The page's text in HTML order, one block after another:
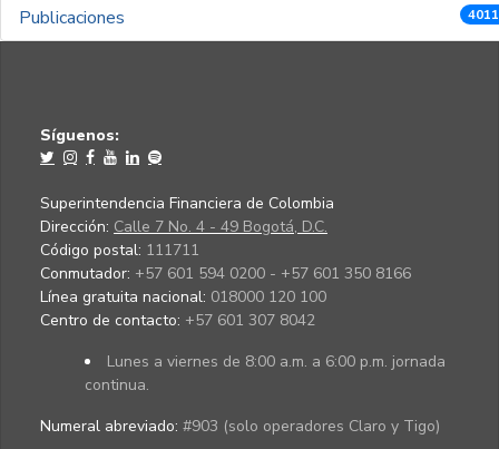
Publicaciones
Síguenos:
Superintendencia Financiera de Colombia
Dirección: Calle 7 No. 4 - 49 Bogotá, D.C.
Código postal: 111711
Conmutador: +57 601 594 0200 - +57 601 350 8166
Línea gratuita nacional: 018000 120 100
Centro de contacto: +57 601 307 8042
Lunes a viernes de 8:00 a.m. a 6:00 p.m. jornada
continua.
Numeral abreviado: #903 (solo operadores Claro y Tigo)